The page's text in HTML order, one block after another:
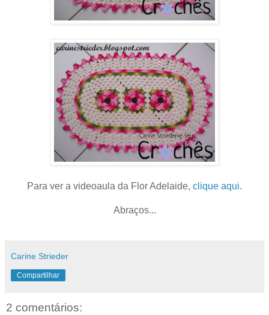
Para ver a videoaula da Flor Adelaide, clique aqui.
Abraços...
Carine Strieder
Compartilhar
2 comentários: